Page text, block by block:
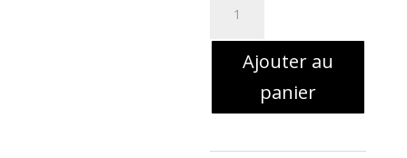
Moonreich
Ajouter au
panier